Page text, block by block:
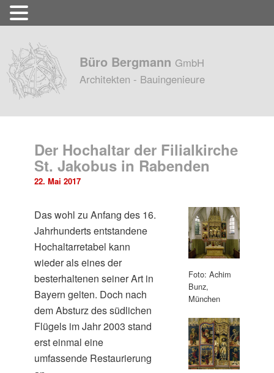
Büro Bergmann GmbH
Architekten - Bauingenieure
Der Hochaltar der Filialkirche
St. Jakobus in Rabenden
22. Mai 2017
Das wohl zu Anfang des 16.
Jahrhunderts entstandene
Hochaltarretabel kann
wieder als eines der
besterhaltenen seiner Art in
Bayern gelten. Doch nach
dem Absturz des südlichen
Flügels im Jahr 2003 stand
erst einmal eine
umfassende Restaurierung
Foto: Achim
Bunz,
München